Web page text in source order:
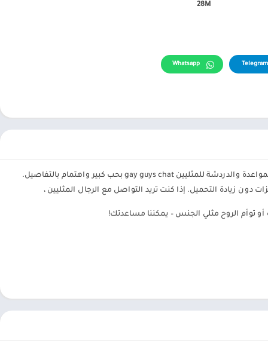
28M
Telegram
Whatsapp
تم تطوير تطبيق المواعدة والدردشة للمثليين gay guys chat بحب كبير واهتمام بالتفاصيل.
توأم الروح مثلي الجنس – يمكننا مساعدتك!